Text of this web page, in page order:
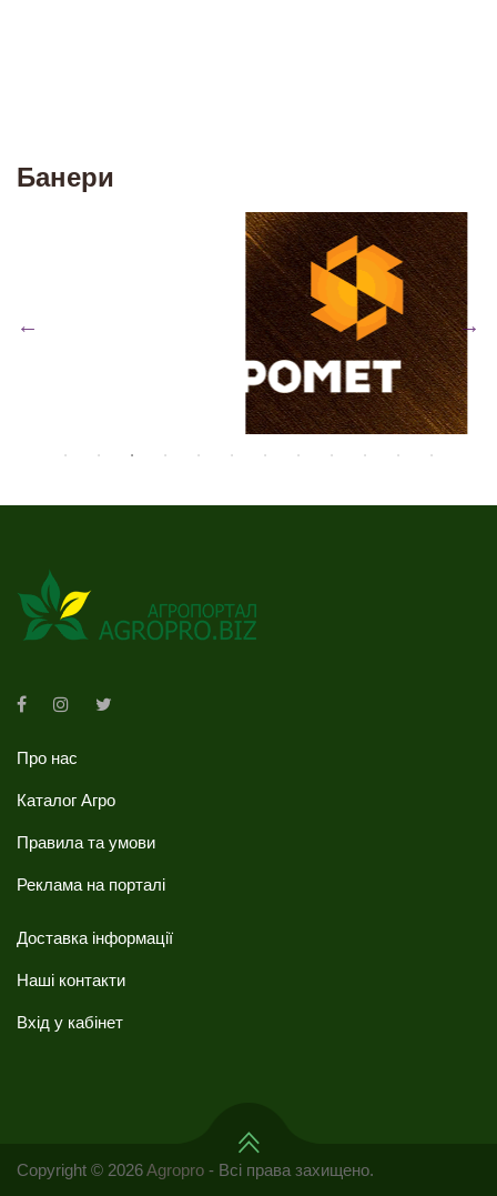
Банери
Про нас
Каталог Агро
Правила та умови
Реклама на порталі
Доставка інформації
Наші контакти
Вхід у кабінет
Copyright © 2026Agropro - Всі права захищено.